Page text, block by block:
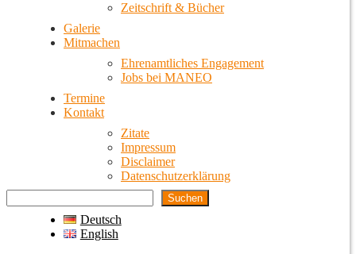
Zeitschrift & Bücher
Galerie
Mitmachen
Ehrenamtliches Engagement
Jobs bei MANEO
Termine
Kontakt
Zitate
Impressum
Disclaimer
Datenschutzerklärung
Suchen
Deutsch
English